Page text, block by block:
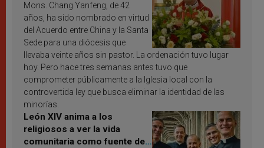
Mons. Chang Yanfeng, de 42
años, ha sido nombrado en virtud
del Acuerdo entre China y la Santa
Sede para una diócesis que
llevaba veinte años sin pastor. La ordenación tuvo lugar
hoy. Pero hace tres semanas antes tuvo que
comprometer públicamente a la Iglesia local con la
controvertida ley que busca eliminar la identidad de las
minorías.
León XIV anima a los
religiosos a ver la vida
comunitaria como fuente de